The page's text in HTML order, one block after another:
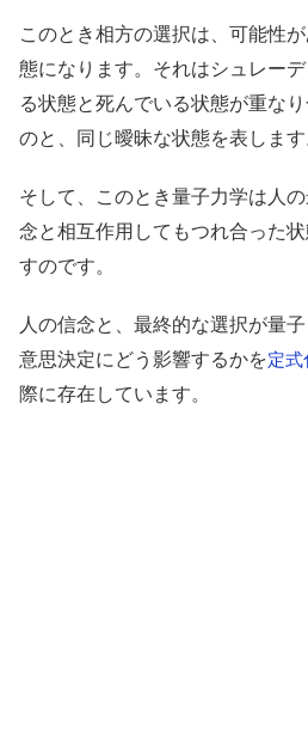
このとき相方の選択は、可能性
態になります。それはシュレー
る状態と死んでいる状態が重な
のと、同じ曖昧な状態を表します
そして、このとき量子力学は人
念と相互作用してもつれ合った
すのです。
人の信念と、最終的な選択が量
意思決定にどう影響するかを定
際に存在しています。